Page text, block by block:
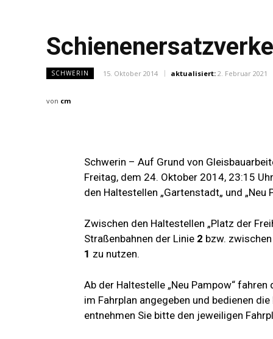
SCHWERIN 15. Oktober 2014 aktualisiert: 2. Februar 2021
von cm
Schwerin – Auf Grund von
Freitag, dem 24. Oktober 2014, 23:15
den Haltestellen „Gartenstadt„ und
Zwischen den Haltestellen „Platz der
Straßenbahnen der Linie 2 bzw.
1 zu nutzen.
Ab der Haltestelle „Neu Pampow“
im Fahrplan angegeben und bedienen
entnehmen Sie bitte den jeweiligen